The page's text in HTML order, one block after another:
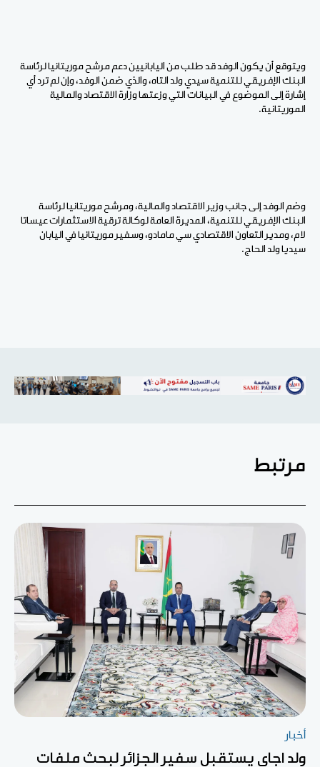
ويتوقع أن يكون الوفد قد طلب من اليابانيين دعم مرشح موريتانيا لرئاسة
البنك الإفريقي للتنمية سيدي ولد التاه، والذي ضمن الوفد، وإن لم ترد أي
إشارة إلى الموضوع في البيانات التي وزعتها وزارة الاقتصاد والمالية
الموريتانية.
وضم الوفد إلى جانب وزير الاقتصاد والمالية، ومرشح موريتانيا لرئاسة
البنك الإفريقي للتنمية، المديرة العامة لوكالة ترقية الاستثمارات عيساتا
لام، ومدير التعاون الاقتصادي سي مامادو، وسفير موريتانيا في اليابان
سيديا ولد الحاج.
مرتبط
أخبار
ولد اجاي يستقبل سفير الجزائر لبحث ملفات